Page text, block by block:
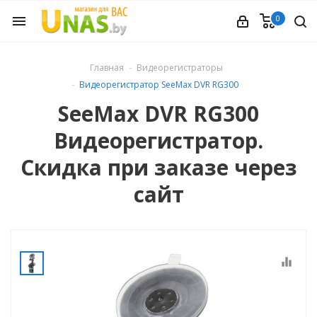
menu 0
Главная
Видеорегистраторы
Видеорегистратор SeeMax DVR RG300
SeeMax DVR RG300
Видеорегистратор.
Скидка при заказе через
сайт
equalizer